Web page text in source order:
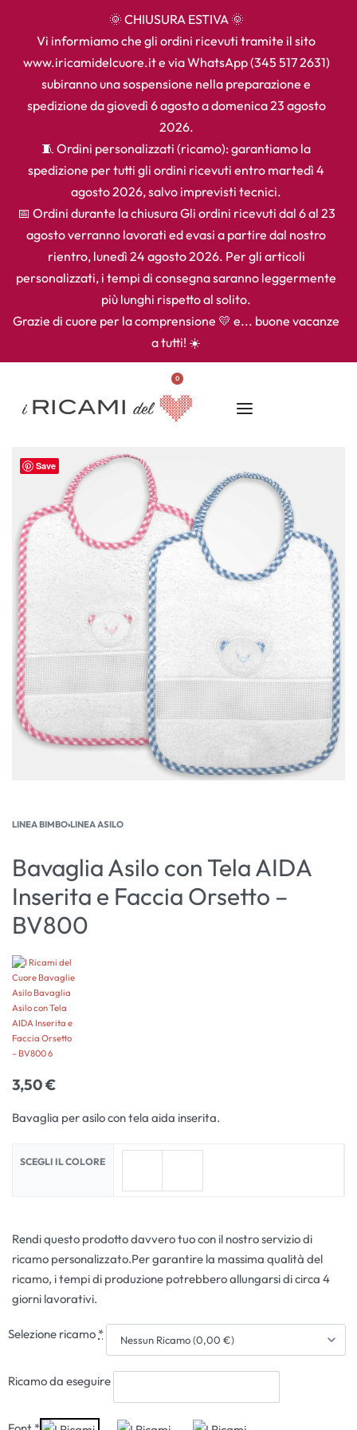
🌞 CHIUSURA ESTIVA 🌞
Vi informiamo che gli ordini ricevuti tramite il sito
www.iricamidelcuore.it e via WhatsApp (345 517 2631)
subiranno una sospensione nella preparazione e
spedizione da giovedì 6 agosto a domenica 23 agosto
2026.
🧵 Ordini personalizzati (ricamo): garantiamo la
spedizione per tutti gli ordini ricevuti entro martedì 4
agosto 2026, salvo imprevisti tecnici.
📅 Ordini durante la chiusura Gli ordini ricevuti dal 6 al 23
agosto verranno lavorati ed evasi a partire dal nostro
rientro, lunedì 24 agosto 2026. Per gli articoli
personalizzati, i tempi di consegna saranno leggermente
più lunghi rispetto al solito.
Grazie di cuore per la comprensione 💛 e... buone vacanze
a tutti! ☀️
0
Save
LINEA BIMBO›LINEA ASILO
Bavaglia Asilo con Tela AIDA
Inserita e Faccia Orsetto –
BV800
3,50€
Bavaglia per asilo con tela aida inserita.
SCEGLI IL COLORE
Rendi questo prodotto davvero tuo con il nostro servizio di
ricamo personalizzato.Per garantire la massima qualità del
ricamo, i tempi di produzione potrebbero allungarsi di circa 4
giorni lavorativi.
Selezione ricamo *
Ricamo da eseguire